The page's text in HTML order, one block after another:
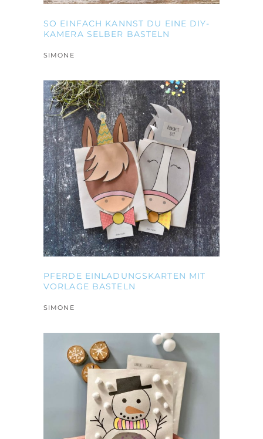
SO EINFACH KANNST DU EINE DIY-
KAMERA SELBER BASTELN
SIMONE
PFERDE EINLADUNGSKARTEN MIT
VORLAGE BASTELN
SIMONE